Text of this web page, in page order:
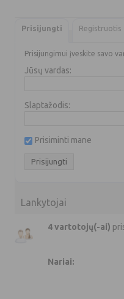
Prisijungti Registruotis
Prisijungimui įveskite savo
Jūsų vardas:
Slaptažodis:
Prisiminti mane
Lankytojai
4 vartotojų(-ai)
Nariai: